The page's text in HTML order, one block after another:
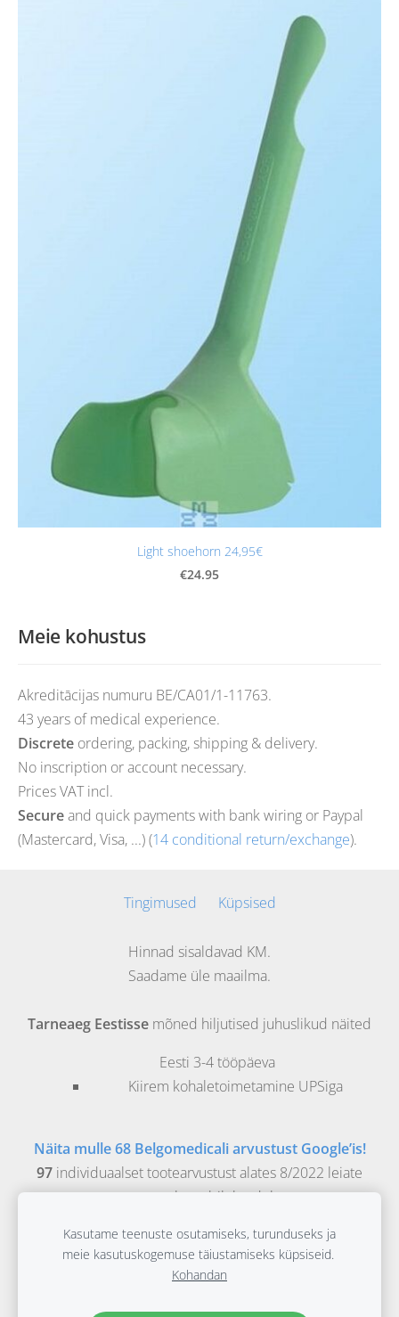
Meie kohustus
Akreditācijas numuru BE/CA01/1-11763.
43 years of medical experience.
Discrete ordering, packing, shipping & delivery.
No inscription or account necessary.
Prices VAT incl.
Secureand quick payments with bank wiring or Paypal
(Mastercard, Visa, ...) (14 conditional return/exchange).
Light shoehorn 24,95€
€24.95
Tingimused Küpsised
Hinnad sisaldavad KM.
Saadame üle maailma.
Tarneaeg Eestisse mõned hiljutised juhuslikud näited
Eesti 3-4 tööpäeva
Kiirem kohaletoimetamine UPSiga
Näita mulle 68 Belgomedicali arvustust Google’is!
97 individuaalset tootearvustust alates 8/2022 leiate
vastavatelt veebilehtedelt.
Belgomedical on Evidence Based Materials bv
meditsiiniline veebipood, registreeritud
Kasutame teenuste osutamiseks, turunduseks ja
meie kasutuskogemuse täiustamiseks küpsiseid.
Kohandan